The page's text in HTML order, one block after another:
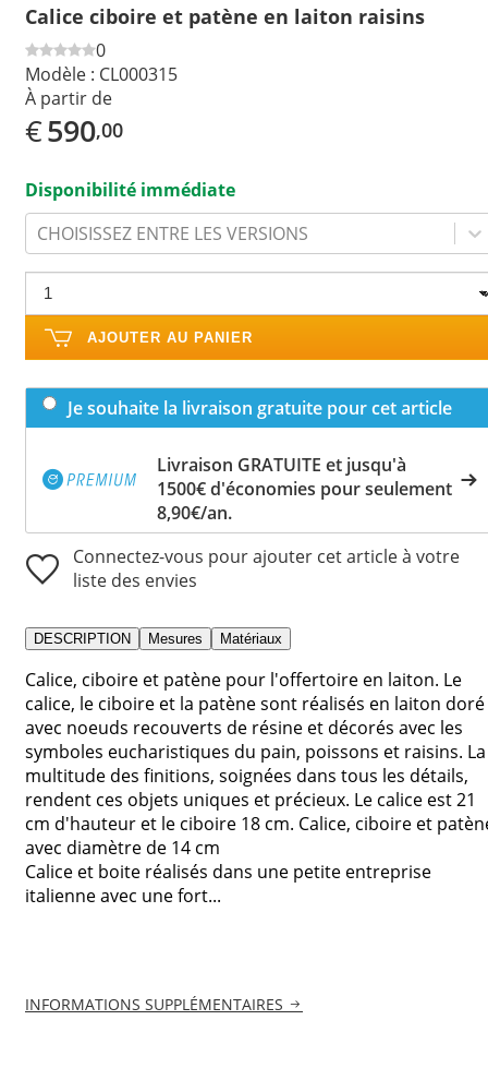
Calice ciboire et patène en laiton raisins
0
Modèle : CL000315
À partir de
€590,00
Disponibilité immédiate
CHOISISSEZ ENTRE LES VERSIONS
AJOUTER AU PANIER
Je souhaite la livraison gratuite pour cet article
Livraison GRATUITE et jusqu'à
1500€ d'économies pour seulement
8,90€/an.
Connectez-vous pour ajouter cet article à votre
liste des envies
DESCRIPTION Mesures Matériaux
Calice, ciboire et patène pour l'offertoire en laiton. Le
calice, le ciboire et la patène sont réalisés en laiton doré
avec noeuds recouverts de résine et décorés avec les
symboles eucharistiques du pain, poissons et raisins. La
multitude des finitions, soignées dans tous les détails,
rendent ces objets uniques et précieux. Le calice est 21
cm d'hauteur et le ciboire 18 cm. Calice, ciboire et
avec diamètre de 14 cm
Calice et boite réalisés dans une petite entreprise
italienne avec une fort...
INFORMATIONS SUPPLÉMENTAIRES